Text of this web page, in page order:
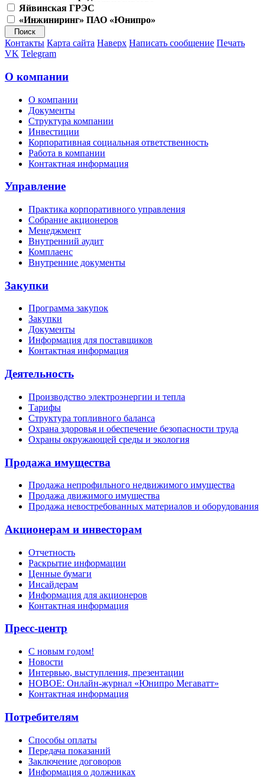
Яйвинская ГРЭС
«Инжиниринг» ПАО «Юнипро»
Контакты Карта сайта Наверх Написать сообщение Печать
VK Telegram
О компании
О компании
Документы
Структура компании
Инвестиции
Корпоративная социальная ответственность
Работа в компании
Контактная информация
Управление
Практика корпоративного управления
Собрание акционеров
Менеджмент
Внутренний аудит
Комплаенс
Внутренние документы
Закупки
Программа закупок
Закупки
Документы
Информация для поставщиков
Контактная информация
Деятельность
Производство электроэнергии и тепла
Тарифы
Структура топливного баланса
Охрана здоровья и обеспечение безопасности труда
Охраны окружающей среды и экология
Продажа имущества
Продажа непрофильного недвижимого имущества
Продажа движимого имущества
Продажа невостребованных материалов и оборудования
Акционерам и инвесторам
Отчетность
Раскрытие информации
Ценные бумаги
Инсайдерам
Информация для акционеров
Контактная информация
Пресс-центр
С новым годом!
Новости
Интервью, выступления, презентации
НОВОЕ: Онлайн-журнал «Юнипро Мегаватт»
Контактная информация
Потребителям
Способы оплаты
Передача показаний
Заключение договоров
Информация о должниках